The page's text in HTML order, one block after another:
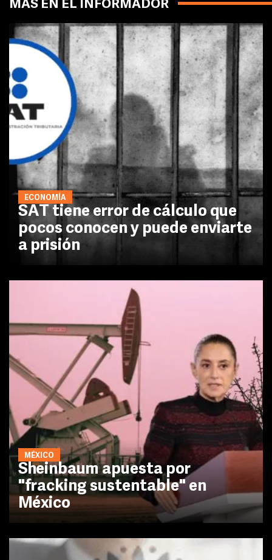
MÁS EN EL INFORMADOR
ECONOMÍA
SAT tiene error de cálculo que
pocos conocen y puede enviarte
a prisión
MÉXICO
Sheinbaum apuesta por
"fracking sustentable" en
México